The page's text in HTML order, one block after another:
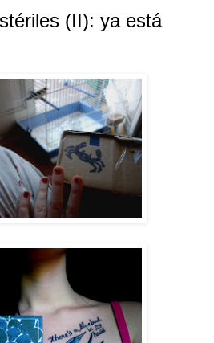
(II): ya está